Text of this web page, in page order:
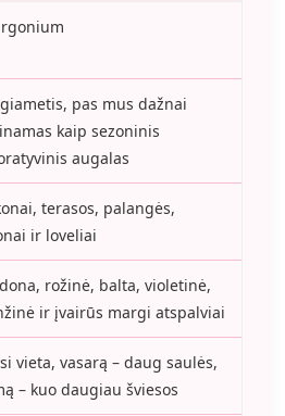
pas mus dažnai
kaip sezoninis
augalas
terasos, palangės,
ir loveliai
rožinė, balta, violetinė,
ir įvairūs margi atspalviai
vieta, vasarą – daug saulės,
– kuo daugiau šviesos